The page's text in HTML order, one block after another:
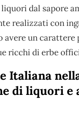
dal sapore
realizzati con
avere un carattere
ricchi di erbe
Italiana
di liquori e